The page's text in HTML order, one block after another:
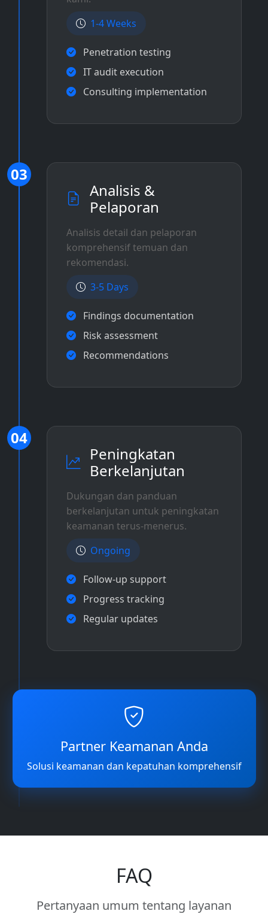
1-4 Weeks
Penetration testing
IT audit execution
Consulting implementation
03
Analisis &
Pelaporan
Analisis detail dan pelaporan
komprehensif temuan dan
rekomendasi.
3-5 Days
Findings documentation
Risk assessment
Recommendations
04
Peningkatan
Berkelanjutan
Dukungan dan panduan
berkelanjutan untuk peningkatan
keamanan terus-menerus.
Ongoing
Follow-up support
Progress tracking
Regular updates
Partner Keamanan Anda
Solusi keamanan dan kepatuhan komprehensif
FAQ
Pertanyaan umum tentang layanan